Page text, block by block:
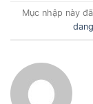
Mục nhập này